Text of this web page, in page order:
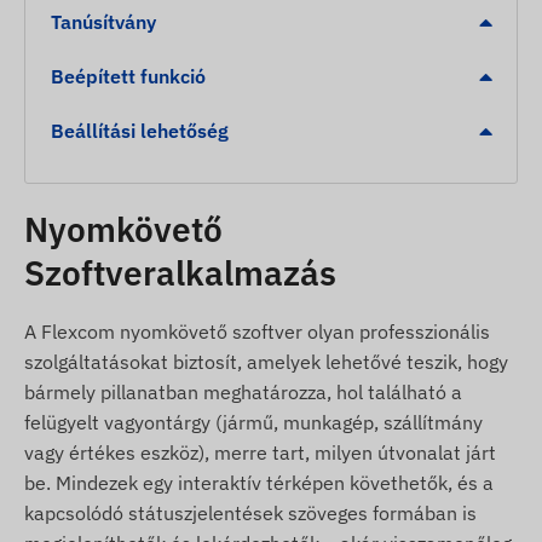
kijelölt zónába történő érkezés.
felügyelet fenntartásához.
A csomag tartalma
nyomkövető
Speciális FR6866 alumínium rögzítő bilincs
bitfej
USB töltőkábel
Beépített SIM* kártya és szoftver licenc 1 éves
időtartamra
Használati feltételek
Tanúsítvány
Beépített funkció
Beállítási lehetőség
Nyomkövető
Szoftveralkalmazás
A Flexcom nyomkövető szoftver olyan professzionális
szolgáltatásokat biztosít, amelyek lehetővé teszik, hogy
bármely pillanatban meghatározza, hol található a
felügyelt vagyontárgy (jármű, munkagép, szállítmány
vagy értékes eszköz), merre tart, milyen útvonalat járt
be. Mindezek egy interaktív térképen követhetők, és a
kapcsolódó státuszjelentések szöveges formában is